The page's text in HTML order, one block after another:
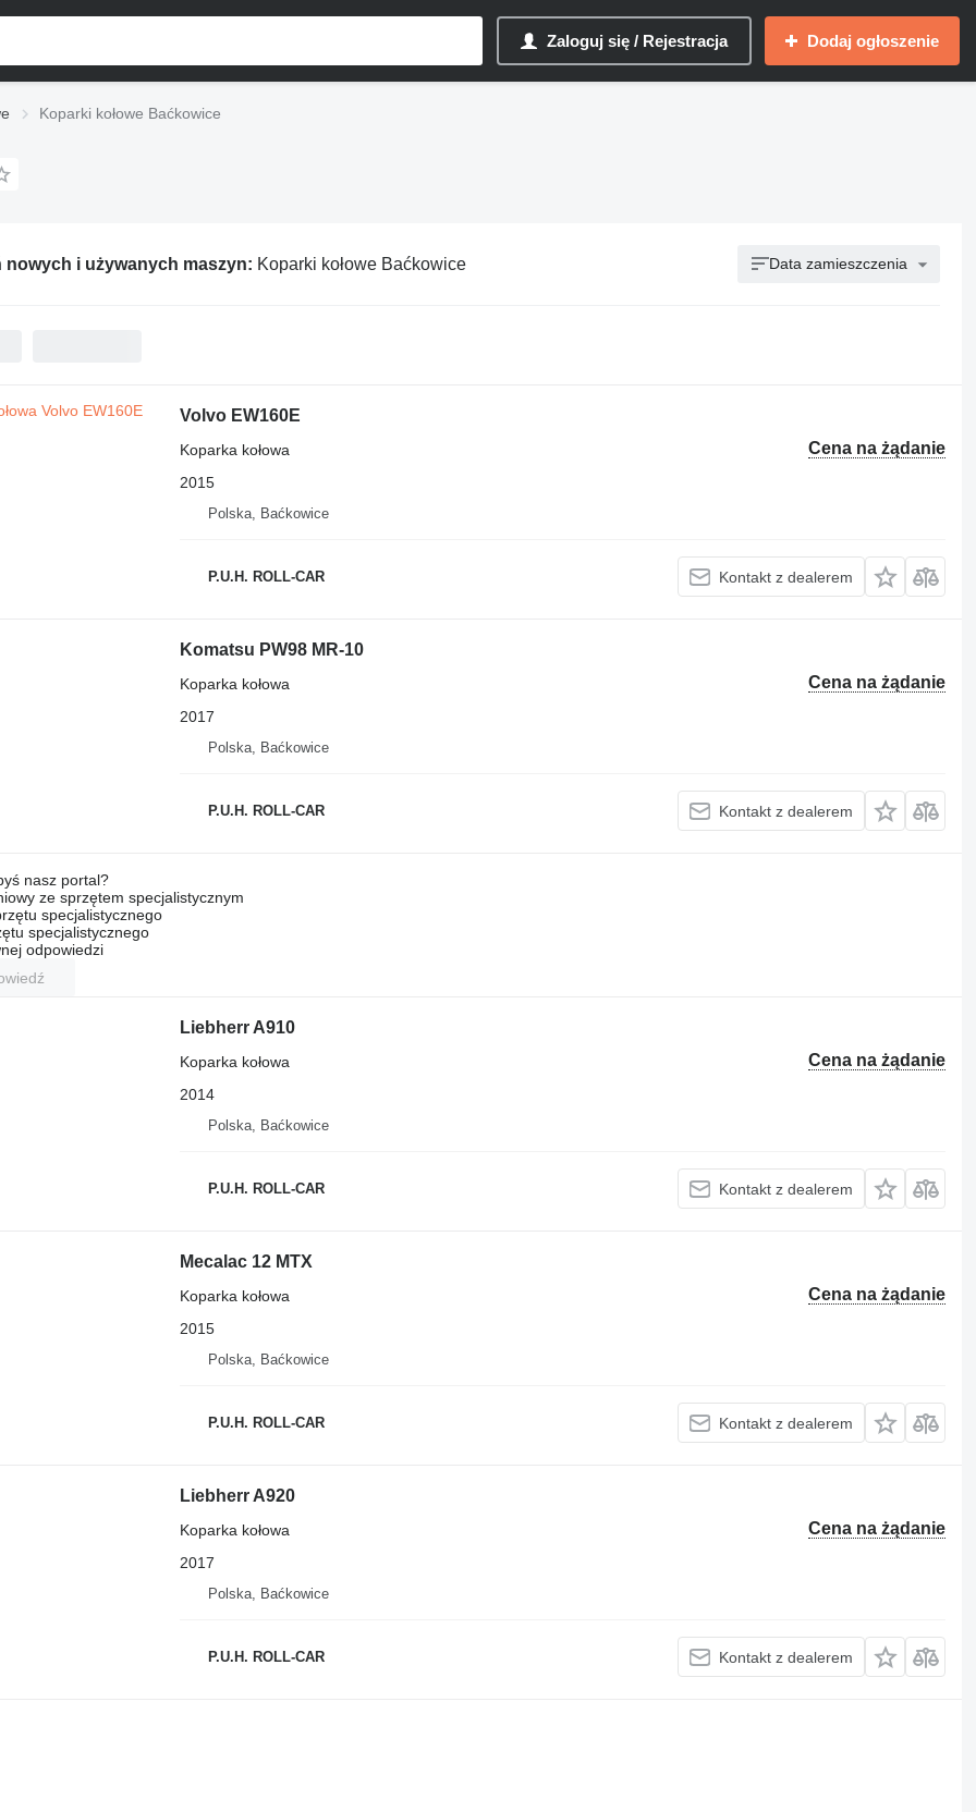
Zaloguj się / Rejestracja Dodaj ogłoszenie
Koparki kołowe Baćkowice
nowych i używanych maszyn: Koparki kołowe Baćkowice Data zamieszczenia
Volvo EW160E
Cena na żądanie
Koparka kołowa
2015
Polska, Baćkowice
P.U.H. ROLL-CAR Kontakt z dealerem
Komatsu PW98 MR-10
Cena na żądanie
Koparka kołowa
2017
Polska, Baćkowice
P.U.H. ROLL-CAR Kontakt z dealerem
nasz portal?
ze sprzętem specjalistycznym
specjalistycznego
specjalistycznego
odpowiedzi
Liebherr A910
Cena na żądanie
Koparka kołowa
2014
Polska, Baćkowice
P.U.H. ROLL-CAR Kontakt z dealerem
Mecalac 12 MTX
Cena na żądanie
Koparka kołowa
2015
Polska, Baćkowice
P.U.H. ROLL-CAR Kontakt z dealerem
Liebherr A920
Cena na żądanie
Koparka kołowa
2017
Polska, Baćkowice
P.U.H. ROLL-CAR Kontakt z dealerem